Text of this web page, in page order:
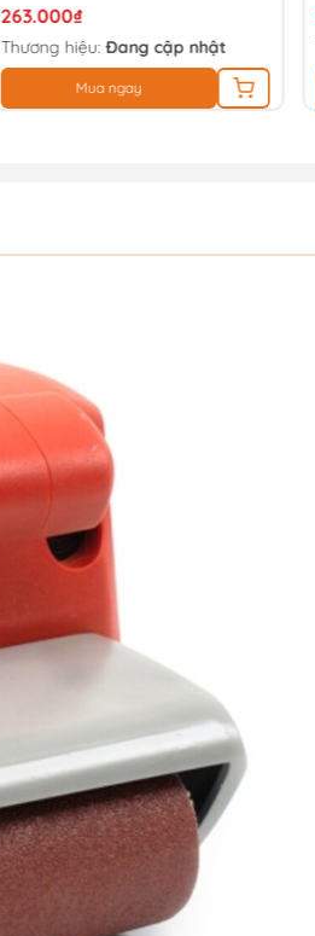
263.000₫
Thương hiệu:Đang cập nhật
Mua ngay